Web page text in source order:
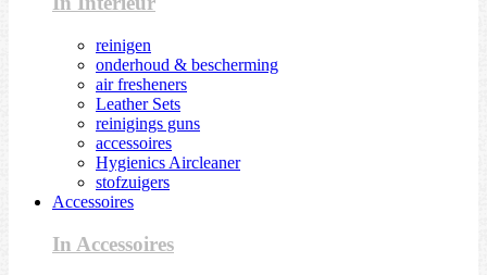
reinigen
onderhoud & bescherming
air fresheners
Leather Sets
reinigings guns
accessoires
Hygienics Aircleaner
stofzuigers
Accessoires
In Accessoires